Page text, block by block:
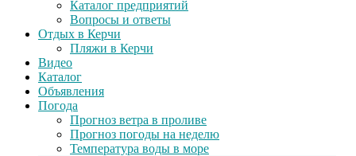
Каталог предприятий
Вопросы и ответы
Отдых в Керчи
Пляжи в Керчи
Видео
Каталог
Объявления
Погода
Прогноз ветра в проливе
Прогноз погоды на неделю
Температура воды в море